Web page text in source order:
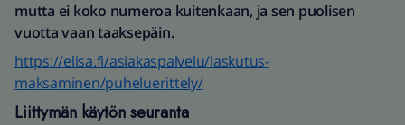
mutta ei koko numeroa kuitenkaan, ja sen puolisen
vuotta vaan taaksepäin.
https://elisa.fi/asiakaspalvelu/laskutus-
maksaminen/puheluerittely/
Liittymän käytön seuranta